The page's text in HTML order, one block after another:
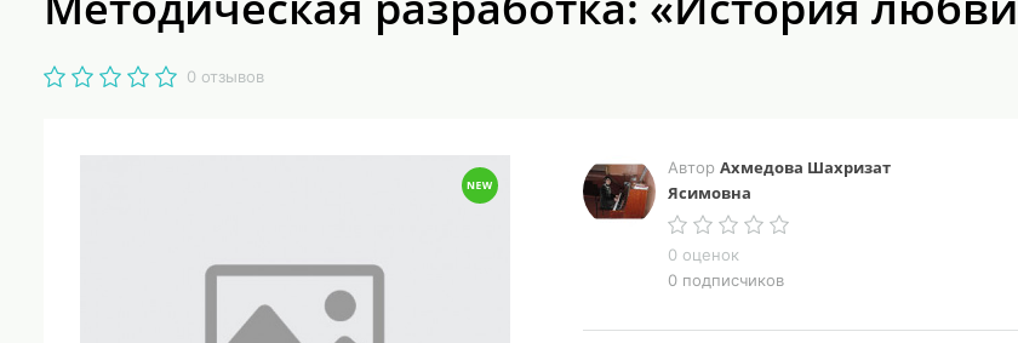
0 отзывов
Автор Ахмедова Шахризат
Ясимовна
0 оценок
0 подписчиков